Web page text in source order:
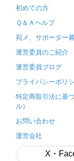
初めての方
Ｑ＆Ａヘルプ
宛メ、サポーター
運営委員のご紹介
運営委員ブログ
プライバシーポリ
特定商取引法に基
ル）
お問い合わせ
運営会社
X・